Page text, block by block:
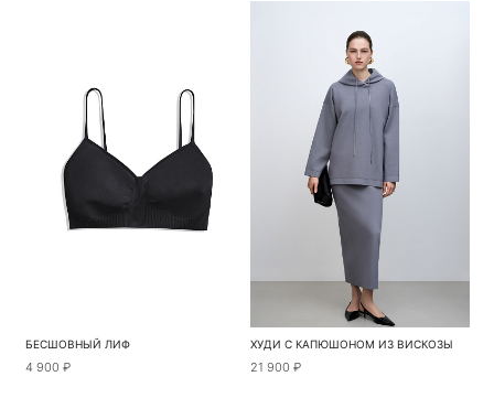
БЕСШОВНЫЙ ЛИФ
4 900 ₽
ХУДИ С КАПЮШОНОМ ИЗ ВИСКОЗЫ
21 900 ₽